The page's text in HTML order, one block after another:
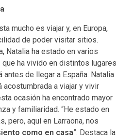
mucho es viajar y, en Europa,
de poder visitar sitios.
Natalia ha estado en varios
ha vivido en distintos lugares
antes de llegar a España. Natalia
acostumbrada a viajar y vivir
ocasión ha encontrado mayor
y familiaridad. “He estado en
pero, aquí en Larraona, nos
como en casa”. Destaca la